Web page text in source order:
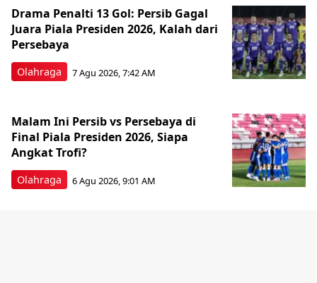
Olahraga
Drama Penalti 13 Gol: Persib Gagal
Juara Piala Presiden 2026, Kalah dari
Persebaya
7 Agu 2026, 7:42 AM
Olahraga
Malam Ini Persib vs Persebaya di
Final Piala Presiden 2026, Siapa
Angkat Trofi?
6 Agu 2026, 9:01 AM